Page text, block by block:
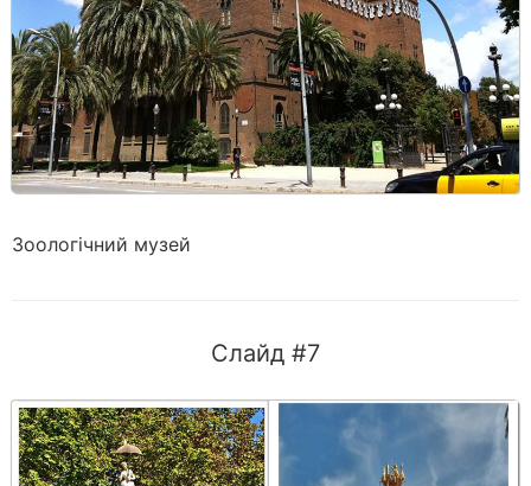
Зоологічний музей
Слайд #7